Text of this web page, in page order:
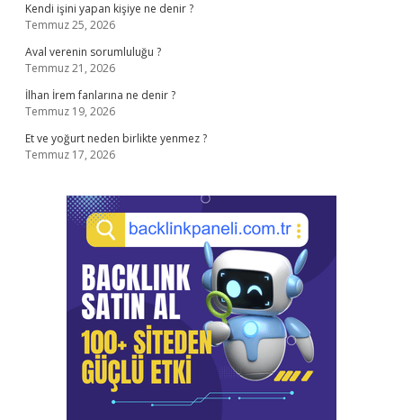
Kendi işini yapan kişiye ne denir ?
Temmuz 25, 2026
Aval verenin sorumluluğu ?
Temmuz 21, 2026
İlhan İrem fanlarına ne denir ?
Temmuz 19, 2026
Et ve yoğurt neden birlikte yenmez ?
Temmuz 17, 2026